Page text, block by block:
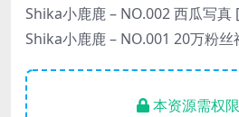
Shika小鹿鹿 – NO.002 西瓜写真
Shika小鹿鹿 – NO.001 20万粉
本资源需权